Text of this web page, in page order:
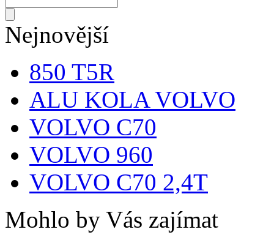
Nejnovější
850 T5R
ALU KOLA VOLVO
VOLVO C70
VOLVO 960
VOLVO C70 2,4T
Mohlo by Vás zajímat